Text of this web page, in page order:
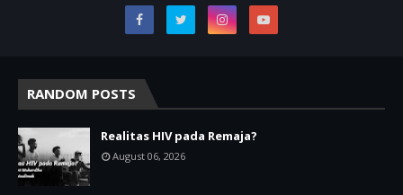
RANDOM POSTS
Realitas HIV pada Remaja?
August 06, 2026